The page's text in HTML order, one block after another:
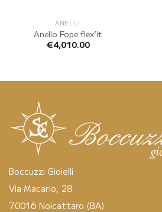
ANELLI
Anello Fope flex’it
€4,010.00
Boccuzzi Gioielli
Via Macario, 28
70016 Noicattaro (BA)